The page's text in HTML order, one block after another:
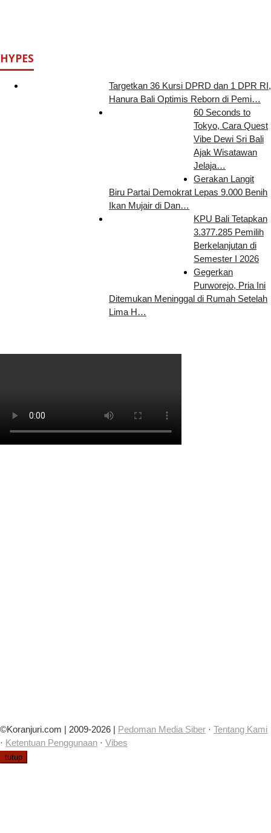
HYPES
Targetkan 36 Kursi DPRD dan 1 DPR RI,
Hanura Bali Optimis Reborn di Pemi…
60 Seconds to
Tokyo, Cara Quest
Vibe Dewi Sri Bali
Ajak Wisatawan
Jelaja…
Gerakan Langit
Biru Partai Demokrat Lepas 9.000 Benih
Ikan Mujair di Dan…
KPU Bali Tetapkan
3.377.285 Pemilih
Berkelanjutan di
Semester I 2026
Gegerkan
Purworejo, Pria Ini
Ditemukan Meninggal di Rumah Setelah
Lima H…
©Koranjuri.com | 2009-2026 | Pedoman Media Siber · Tentang Kami
· Ketentuan Penggunaan · Vibes
tutup